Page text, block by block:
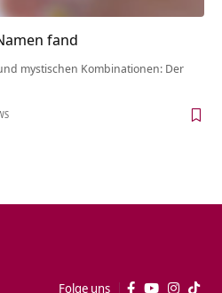
fand
mystischen Kombinationen: Der
Folge uns